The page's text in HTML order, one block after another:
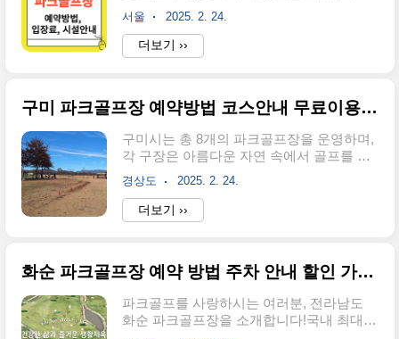
근이 용이합니다.연천 파크골프장을 어떻게
예약하고, 이용 요금은 얼마인지, 코스는 어
떤지 궁금하셨다면, 이 글을 통해 자세히 알
아보세요! ▼바쁘신 분들은 바로 예약▼예
자의 경우 예약제로 운영되고 있습니다.특
유 있게 도착하시는 것이 좋습니다. ✅ 운영
시간 ● 운영 시간: 오전 8시 00분 ~ 오후 6시
00분● 휴장일: 매주 월요일, 명절(설, 추석)
당일 ✅유의사항 ● 신분증 지참 필수: 입장
시 신분증을 제시하여 방문증을 발급받으세
서울 2025. 2. 24.
더보기 ››
구미 파크골프장 예약방법 코스안내 무료이용정보
구미시는 총 8개의 파크골프장을 운영하며,
각 구장은 아름다운 자연 속에서 골프를 즐
길 수 있는 최적의 장소입니다. 어떻게 예약
하고, 이용 요금은 얼마인지, 코스는 어떤지
궁금하셨다면, 이 글을 통해 자세히 알아보
세요! ▼바쁘신 분들은 바로 이동▼예약 바
지역 주민 모두 이용 가능하며, 이용료는 무
전 예약이 필수입니다. ✅ 운영 시간● 운영
시간: 오전 8시 30분 ~ 오후 5시 30분● 휴장
경상도 2025. 2. 24.
더보기 ››
화순 파크골프장 예약 방법 주차 안내 할인 가이드
파크골프를 사랑하시는 여러분, 전라남도
화순 파크골프장을 소개합니다!국내 최대